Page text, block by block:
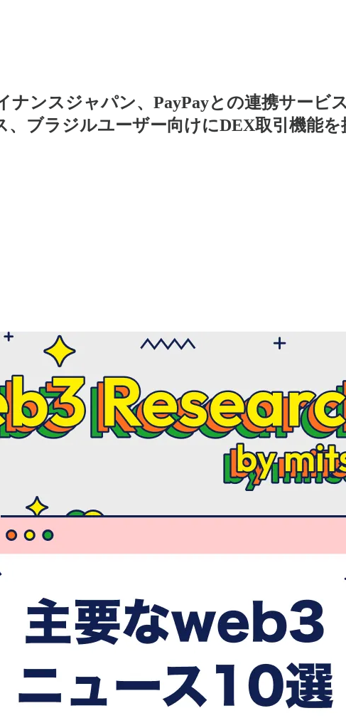
ナンスジャパン、PayPayとの連携サービ
ブラジルユーザー向けにDEX取引機能を